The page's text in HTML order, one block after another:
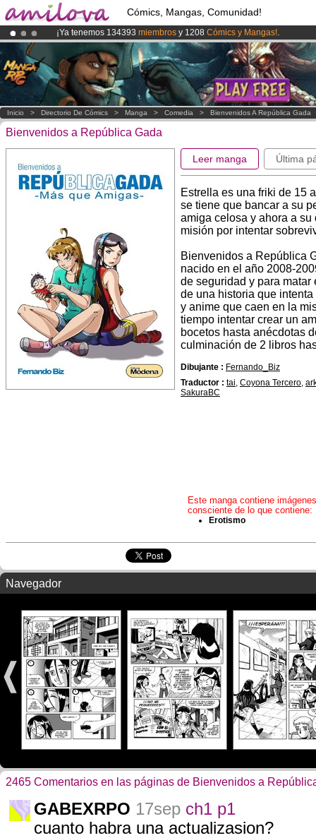
Cómics, Mangas, Comunidad!
¡Ya tenemos 134393 miembros y 1208 Cómics y Mangas!.
¡Conviertete en Premium por3.95 eurosal mes!Hazte Premium ya
El Kickstarter Amilova está desormado lanzado!.
Inicio > Directorio De Cómics > Manga > Comedia > Bienvenidos A República Gada
Bienvenidos a República Gada
Leer manga Última
Estrella es una friki de 15
se tiene que bancar a su
amiga celosa y ahora a
misión por intentar
Bienvenidos a República
nacido en el año 2008-
de seguridad y para
de una historia que
y anime que caen en la
tiempo intentar crear un
bocetos hasta anécdotas
culminación de 2 libros
Dibujante : Fernando_Biz
Traductor : tai, Coyona Tercero,
SakuraBC
Este manga contiene
consciente de lo que contiene:
Erotismo
Navegador
2465 Comentarios en las páginas de Bienvenidos a
GABEXRPO 17sep ch1 p1
cuanto habra una actualizasion?